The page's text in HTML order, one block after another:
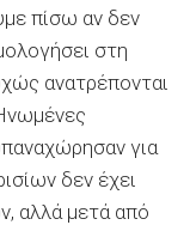
πίσω αν δεν
στη
ανατρέπονται
για
δεν έχει
αλλά μετά από